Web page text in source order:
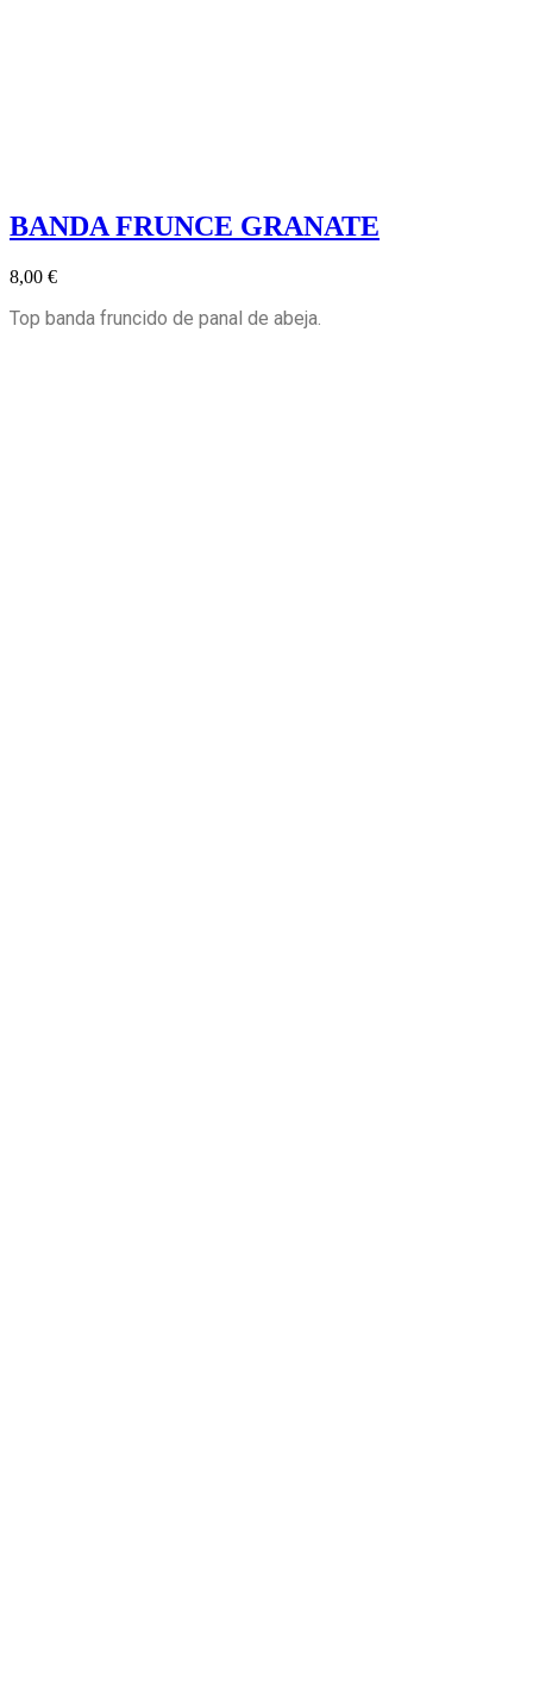
BANDA FRUNCE GRANATE
8,00 €
Top banda fruncido de panal de abeja.